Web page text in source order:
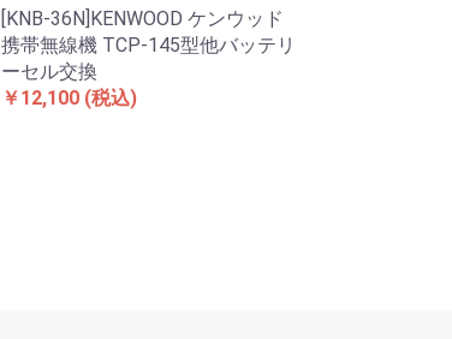
[KNB-36N]KENWOOD ケンウッド
携帯無線機 TCP-145型他バッテリ
ーセル交換
￥12,100 (税込)